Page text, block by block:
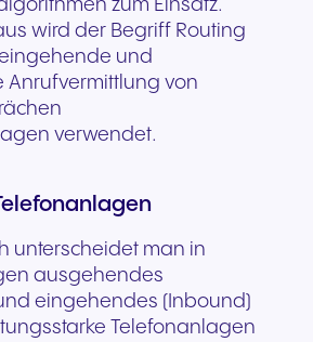
zum Einsatz.
wird der Begriff Routing
und
von
verwendet.
unterscheidet man in
ausgehendes
eingehendes (Inbound)
Telefonanlagen